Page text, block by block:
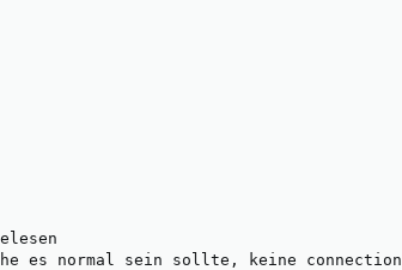
es normal sein sollte, keine connection